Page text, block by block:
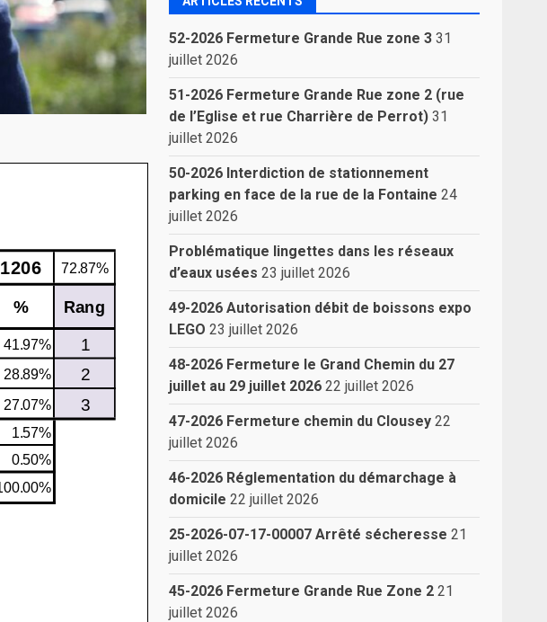
52-2026 Fermeture Grande Rue zone 3 31
juillet 2026
51-2026 Fermeture Grande Rue zone 2 (rue
de l’Eglise et rue Charrière de Perrot) 31
juillet 2026
50-2026 Interdiction de stationnement
parking en face de la rue de la Fontaine 24
juillet 2026
Problématique lingettes dans les réseaux
d’eaux usées 23 juillet 2026
49-2026 Autorisation débit de boissons expo
LEGO 23 juillet 2026
48-2026 Fermeture le Grand Chemin du 27
juillet au 29 juillet 2026 22 juillet 2026
47-2026 Fermeture chemin du Clousey 22
juillet 2026
46-2026 Réglementation du démarchage à
domicile 22 juillet 2026
25-2026-07-17-00007 Arrêté sécheresse 21
juillet 2026
45-2026 Fermeture Grande Rue Zone 2 21
juillet 2026